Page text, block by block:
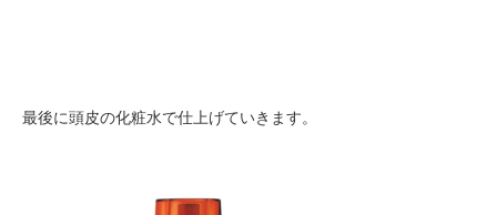
最後に頭皮の化粧水で仕上げていきます。